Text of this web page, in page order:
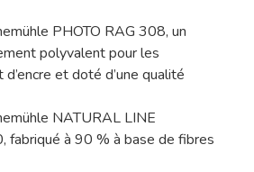
PHOTO RAG 308, un
polyvalent pour les
et doté d’une qualité
NATURAL LINE
fabriqué à 90 % à base de fibres